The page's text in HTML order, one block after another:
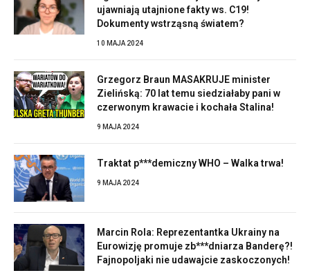
ujawniają utajnione fakty ws. C19!
Dokumenty wstrząsną światem?
10 MAJA 2024
Grzegorz Braun MASAKRUJE minister
Zielińską: 70 lat temu siedziałaby pani w
czerwonym krawacie i kochała Stalina!
9 MAJA 2024
Traktat p***demiczny WHO – Walka trwa!
9 MAJA 2024
Marcin Rola: Reprezentantka Ukrainy na
Eurowizję promuje zb***dniarza Banderę?!
Fajnopoljaki nie udawajcie zaskoczonych!